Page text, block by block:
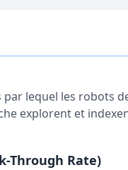
par lequel les robots
explorent et
Through Rate)